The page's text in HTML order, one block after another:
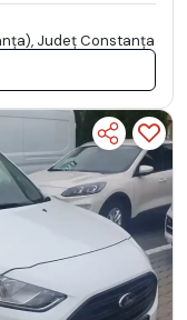
Județ Constanţa